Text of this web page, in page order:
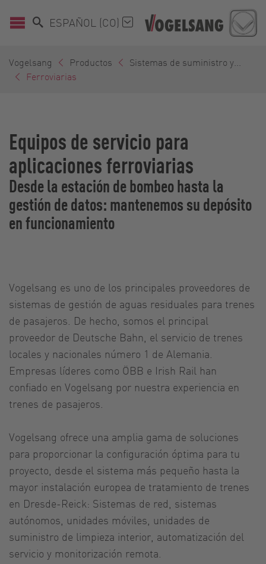
ESPAÑOL (CO)
Vogelsang Productos
Sistemas de suministro y...
Ferroviarias
Equipos de servicio para
aplicaciones ferroviarias
Desde la estación de bombeo hasta la
gestión de datos: mantenemos su depósito
en funcionamiento
Vogelsang es uno de los principales proveedores de
sistemas de gestión de aguas residuales para trenes
de pasajeros. De hecho, somos el principal
proveedor de Deutsche Bahn, el servicio de trenes
locales y nacionales número 1 de Alemania.
Empresas líderes como ÖBB e Irish Rail han
confiado en Vogelsang por nuestra experiencia en
trenes de pasajeros.
Vogelsang ofrece una amplia gama de soluciones
para proporcionar la configuración óptima para tu
proyecto, desde el sistema más pequeño hasta la
mayor instalación europea de tratamiento de trenes
en Dresde-Reick: Sistemas de red, sistemas
autónomos, unidades móviles, unidades de
suministro de limpieza interior, automatización del
servicio y monitorización remota.